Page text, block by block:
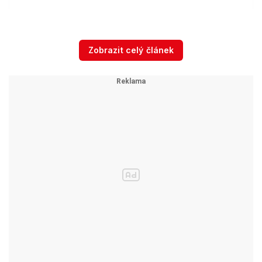
Zobrazit příspěvek na Instagramu
Zobrazit celý článek